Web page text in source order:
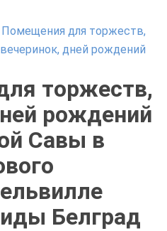
Помещения для торжеств,
вечеринок, дней рождений
торжеств,
рождений
Савы в
Белград